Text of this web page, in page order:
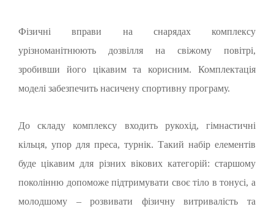
Фізичні вправи на снарядах комплексу
урізноманітнюють дозвілля на свіжому повітрі,
зробивши його цікавим та корисним. Комплектація
моделі забезпечить насичену спортивну програму.
До складу комплексу входить рукохід, гімнастичні
кільця, упор для преса, турнік. Такий набір елементів
буде цікавим для різних вікових категорій: старшому
поколінню допоможе підтримувати своє тіло в тонусі, а
молодшому – розвивати фізичну витривалість та